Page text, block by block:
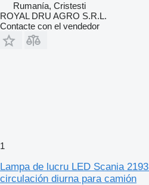
Rumanía, Cristesti
ROYAL DRU AGRO S.R.L.
Contacte con el vendedor
1
Lampa de lucru LED Scania
circulación diurna para camión